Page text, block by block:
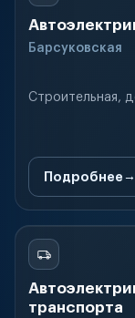
Барсуковская
Строительная,
Подробнее
транспорта